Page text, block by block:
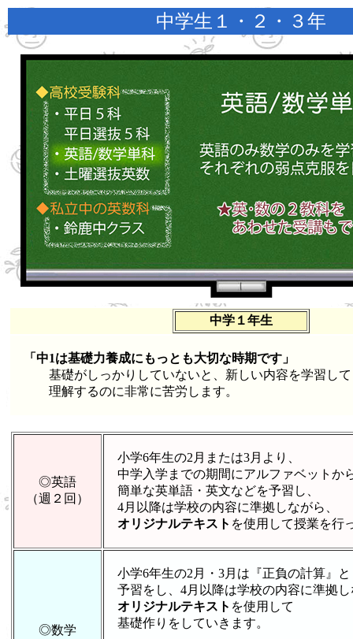
中学生１・２・３年
中学１年生
「中1は基礎力養成にもっとも大切な時期です」
基礎がしっかりしていないと、新しい内容を学習して
理解するのに非常に苦労します。
◎英語
（週２回）
小学6年生の2月または3月より、
中学入学までの期間にアルファベットか
簡単な英単語・英文などを予習し、
4月以降は学校の内容に準拠しながら、
オリジナルテキスト を使用して授業を行
◎数学
小学6年生の2月・3月は『正負の計算』
予習をし、4月以降は学校の内容に準拠し
オリジナルテキスト を使用して
基礎作りをしていきます。